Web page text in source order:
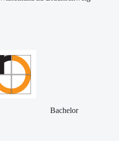
Bachelor